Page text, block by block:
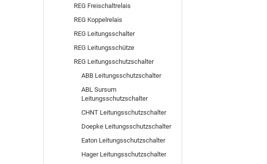
REG Freischaltrelais
REG Koppelrelais
REG Leitungsschalter
REG Leitungsschütze
REG Leitungsschutzschalter
ABB Leitungsschutzschalter
ABL Sursum
Leitungsschutzschalter
CHNT Leitungsschutzschalter
Doepke Leitungsschutzschalter
Eaton Leitungsschutzschalter
Hager Leitungsschutzschalter